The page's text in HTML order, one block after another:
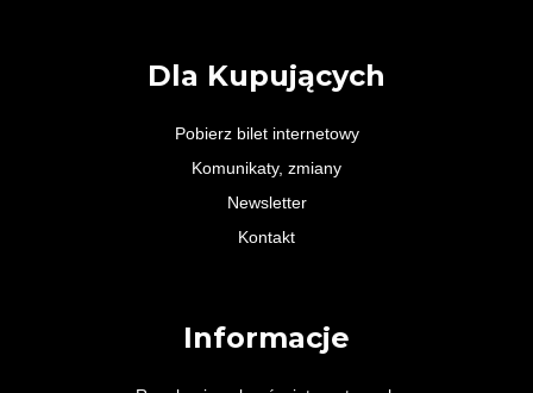
Dla Kupujących
Pobierz bilet internetowy
Komunikaty, zmiany
Newsletter
Kontakt
Informacje